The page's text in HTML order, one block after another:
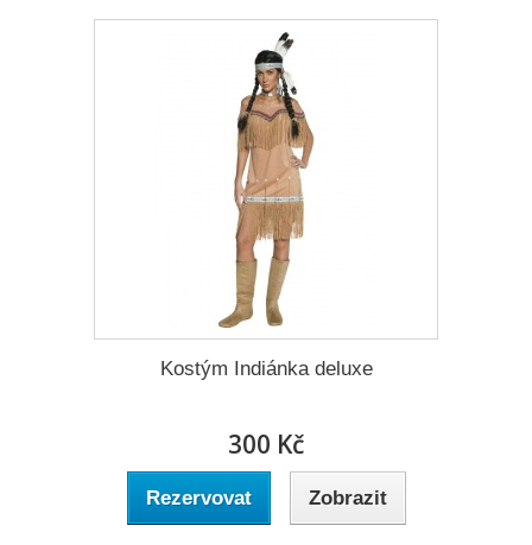
Kostým Indiánka deluxe
300 Kč
Rezervovat Zobrazit